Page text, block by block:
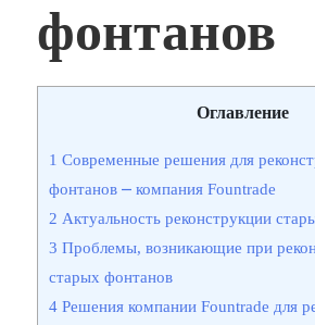
фонтанов
Оглавление
1 Современные решения для
фонтанов ⎼ компания Fountrade
2 Актуальность реконструкции
3 Проблемы, возникающие при
старых фонтанов
4 Решения компании Fountrade для